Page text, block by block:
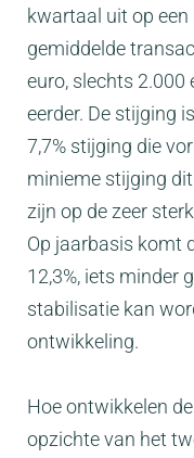
kwartaal uit op een
gemiddelde
euro, slechts 2.000
eerder. De stijging
7,7% stijging die
minieme stijging
zijn op de zeer
Op jaarbasis komt
12,3%, iets minder
stabilisatie kan
ontwikkeling.
Hoe ontwikkelen
opzichte van het